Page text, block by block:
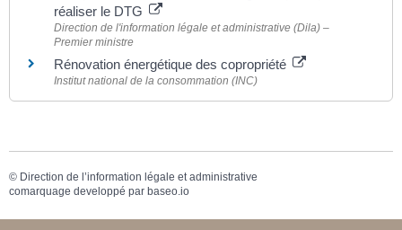
réaliser le DTG
Direction de l'information légale et administrative (Dila) –
Premier ministre
Rénovation énergétique des copropriété
Institut national de la consommation (INC)
© Direction de l’information légale et administrative
comarquage developpé par baseo.io